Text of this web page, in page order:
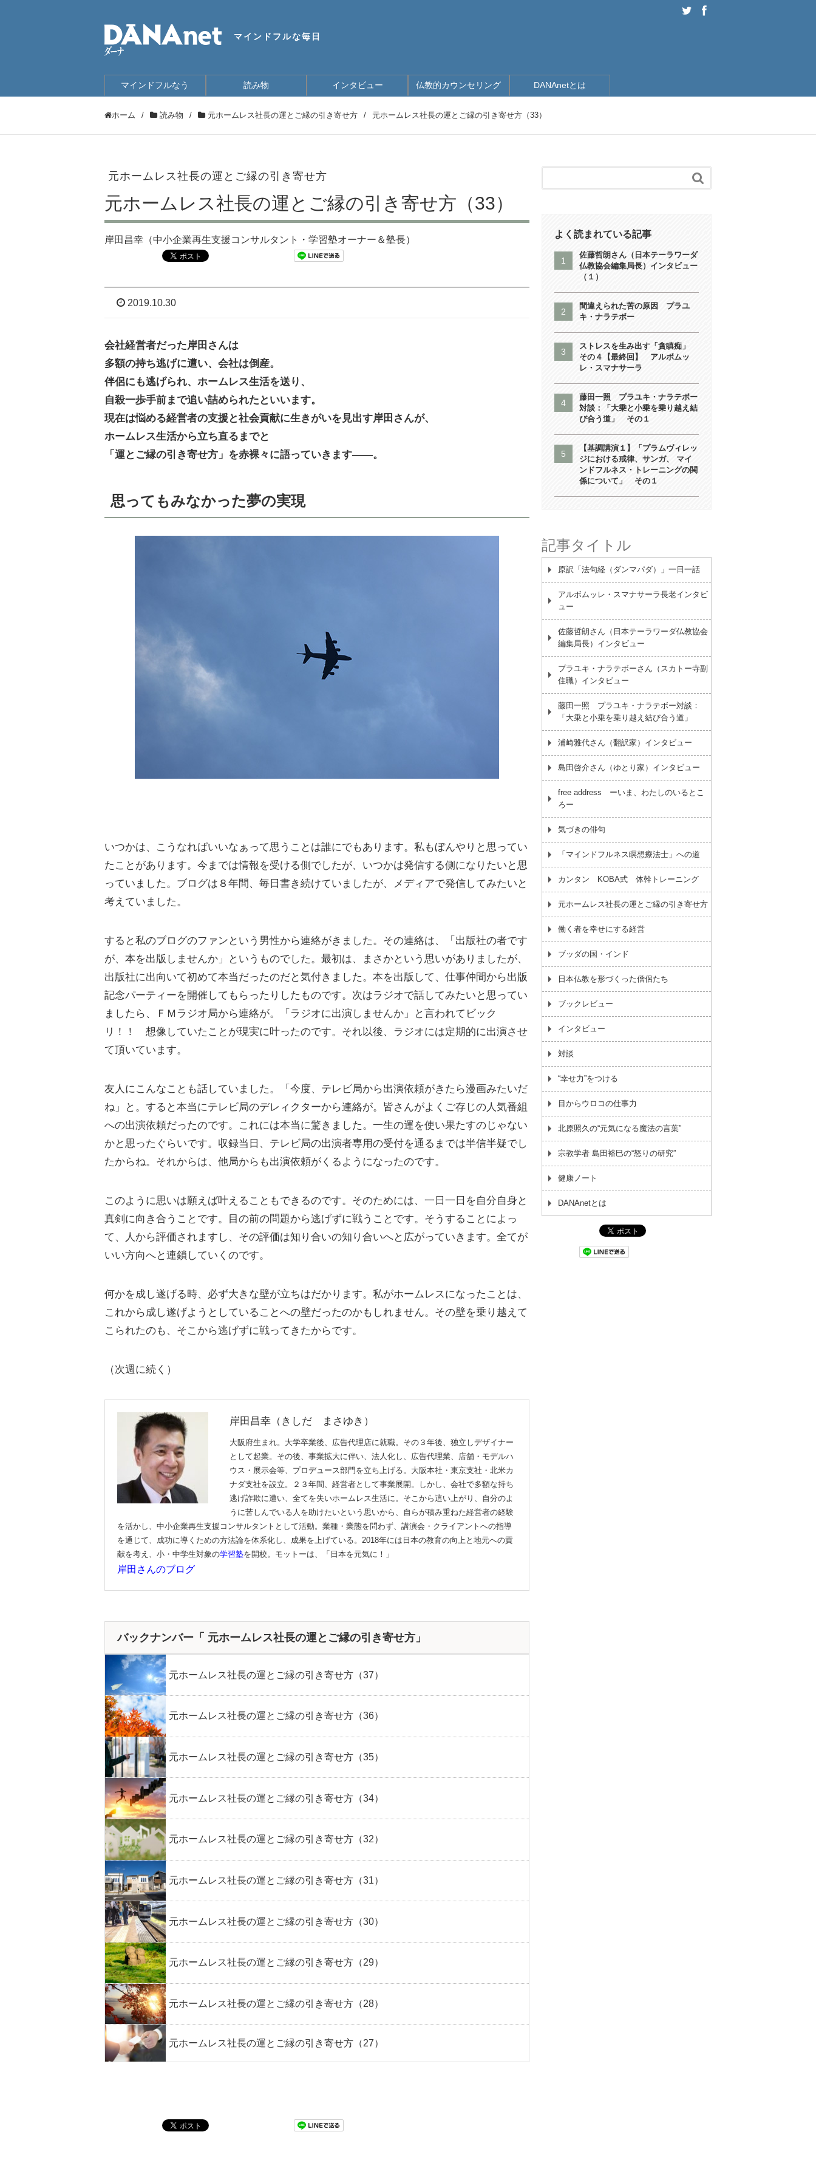
マインドフルな毎日
マインドフルなう 読み物 インタビュー 仏教的カウンセリング DANAnetとは
ホーム / 読み物 / 元ホームレス社長の運とご縁の引き寄せ方 / 元ホームレス社長の運とご縁の引き寄せ方（33）
元ホームレス社長の運とご縁の引き寄せ方
元ホームレス社長の運とご縁の引き寄せ方（33）
岸田昌幸（中小企業再生支援コンサルタント・学習塾オーナー＆塾長）
2019.10.30
会社経営者だった岸田さんは
多額の持ち逃げに遭い、会社は倒産。
伴侶にも逃げられ、ホームレス生活を送り、
自殺一歩手前まで追い詰められたといいます。
現在は悩める経営者の支援と社会貢献に生きがいを見出す岸田さんが、
ホームレス生活から立ち直るまでと
「運とご縁の引き寄せ方」を赤裸々に語っていきます――。
思ってもみなかった夢の実現
いつかは、こうなればいいなぁって思うことは誰にでもあります。私もぼんやりと思ってい
たことがあります。今までは情報を受ける側でしたが、いつかは発信する側になりたいと思
っていました。ブログは８年間、毎日書き続けていましたが、メディアで発信してみたいと
考えていました。
すると私のブログのファンという男性から連絡がきました。その連絡は、「出版社の者です
が、本を出版しませんか」というものでした。最初は、まさかという思いがありましたが、
出版社に出向いて初めて本当だったのだと気付きました。本を出版して、仕事仲間から出版
記念パーティーを開催してもらったりしたものです。次はラジオで話してみたいと思ってい
ましたら、ＦＭラジオ局から連絡が。「ラジオに出演しませんか」と言われてビック
リ！！ 想像していたことが現実に叶ったのです。それ以後、ラジオには定期的に出演させ
て頂いています。
友人にこんなことも話していました。「今度、テレビ局から出演依頼がきたら漫画みたいだ
ね」と。すると本当にテレビ局のデレィクターから連絡が。皆さんがよくご存じの人気番組
への出演依頼だったのです。これには本当に驚きました。一生の運を使い果たすのじゃない
かと思ったぐらいです。収録当日、テレビ局の出演者専用の受付を通るまでは半信半疑でし
たからね。それからは、他局からも出演依頼がくるようになったのです。
このように思いは願えば叶えることもできるのです。そのためには、一日一日を自分自身と
真剣に向き合うことです。目の前の問題から逃げずに戦うことです。そうすることによっ
て、人から評価されますし、その評価は知り合いの知り合いへと広がっていきます。全てが
いい方向へと連鎖していくのです。
何かを成し遂げる時、必ず大きな壁が立ちはだかります。私がホームレスになったことは、
これから成し遂げようとしていることへの壁だったのかもしれません。その壁を乗り越えて
こられたのも、そこから逃げずに戦ってきたからです。
（次週に続く）
岸田昌幸（きしだ まさゆき）
大阪府生まれ。大学卒業後、広告代理店に就職。その３年後、独立しデザイナー
として起業。その後、事業拡大に伴い、法人化し、広告代理業、店舗・モデルハ
ウス・展示会等、プロデュース部門を立ち上げる。大阪本社・東京支社・北米カ
ナダ支社を設立。２３年間、経営者として事業展開。しかし、会社で多額な持ち
逃げ詐欺に遭い、全てを失いホームレス生活に。そこから這い上がり、自分のよ
うに苦しんでいる人を助けたいという思いから、自らが積み重ねた経営者の経験
を活かし、中小企業再生支援コンサルタントとして活動。業種・業態を問わず、講演会・クライアントへの指導
を通じて、成功に導くための方法論を体系化し、成果を上げている。2018年には日本の教育の向上と地元への貢
献を考え、小・中学生対象の学習塾を開校。モットーは、「日本を元気に！」
岸田さんのブログ
バックナンバー「 元ホームレス社長の運とご縁の引き寄せ方」
元ホームレス社長の運とご縁の引き寄せ方（37）
元ホームレス社長の運とご縁の引き寄せ方（36）
元ホームレス社長の運とご縁の引き寄せ方（35）
元ホームレス社長の運とご縁の引き寄せ方（34）
元ホームレス社長の運とご縁の引き寄せ方（32）
元ホームレス社長の運とご縁の引き寄せ方（31）
元ホームレス社長の運とご縁の引き寄せ方（30）
元ホームレス社長の運とご縁の引き寄せ方（29）
元ホームレス社長の運とご縁の引き寄せ方（28）
元ホームレス社長の運とご縁の引き寄せ方（27）

よく読まれている記事
佐藤哲朗さん（日本テーラワーダ
仏教協会編集局長）インタビュー
（１）
間違えられた苦の原因 プラユ
キ・ナラテボー
ストレスを生み出す「貪瞋痴」
その４【最終回】 アルボムッ
レ・スマナサーラ
藤田一照 プラユキ・ナラテボー
対談：「大乗と小乗を乗り越え結
び合う道」 その１
【基調講演１】「プラムヴィレッ
ジにおける戒律、サンガ、 マイ
ンドフルネス・トレーニングの関
係について」 その１
記事タイトル
原訳「法句経（ダンマパダ）」一日一話
アルボムッレ・スマナサーラ長老インタビ
ュー
佐藤哲朗さん（日本テーラワーダ仏教協会
編集局長）インタビュー
プラユキ・ナラテボーさん（スカトー寺副
住職）インタビュー
藤田一照 プラユキ・ナラテボー対談：
「大乗と小乗を乗り越え結び合う道」
浦崎雅代さん（翻訳家）インタビュー
島田啓介さん（ゆとり家）インタビュー
free address ーいま、わたしのいるとこ
ろー
気づきの俳句
「マインドフルネス瞑想療法士」への道
カンタン KOBA式 体幹トレーニング
元ホームレス社長の運とご縁の引き寄せ方
働く者を幸せにする経営
ブッダの国・インド
日本仏教を形づくった僧侶たち
ブックレビュー
インタビュー
対談
“幸せ力”をつける
目からウロコの仕事力
北原照久の“元気になる魔法の言葉”
宗教学者 島田裕巳の“怒りの研究”
健康ノート
DANAnetとは